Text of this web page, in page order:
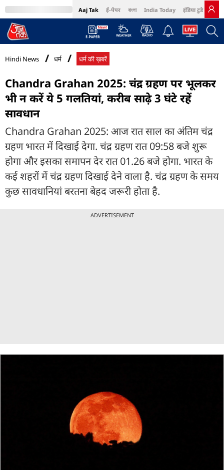
Aaj Tak ई-पेपर বাংলা India Today इंडिया टुडे हिंदी
MumbaiTak Cosmopolitan Harper's Bazaar Northeast
Hindi News धर्म धर्म की ख़बरें
Chandra Grahan 2025: चंद्र ग्रहण पर भूलकर
भी न करें ये 5 गलतियां, करीब साढ़े 3 घंटे रहें
सावधान
Chandra Grahan 2025: आज रात साल का अंतिम चंद्र
ग्रहण भारत में दिखाई देगा. चंद्र ग्रहण रात 09:58 बजे शुरू
होगा और इसका समापन देर रात 01.26 बजे होगा. भारत के
कई शहरों में चंद्र ग्रहण दिखाई देने वाला है. चंद्र ग्रहण के समय
कुछ सावधानियां बरतना बेहद जरूरी होता है.
ADVERTISEMENT